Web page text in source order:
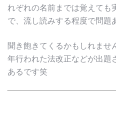
れぞれの名前までは覚えても
で、流し読みする程度で問題
聞き飽きてくるかもしれませ
年行われた法改正などが出題
あるです笑